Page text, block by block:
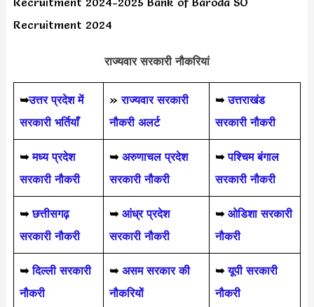
Recruitment 2024
राज्यवार सरकारी नौकरियां
➥उत्तर प्रदेश में
सरकारी भर्तियाँ
»राज्यवार सरकारी
नौकरी अलर्ट
➥ उत्तराखंड
सरकारी नौकरी
➥ मध्य प्रदेश
सरकारी नौकरी
➥ अरुणाचल प्रदेश
सरकारी नौकरी
➥ पश्चिम बंगाल
सरकारी नौकरी
➥ छत्तीसगढ़
सरकारी नौकरी
➥ आंध्र प्रदेश
सरकारी नौकरी
➥ ओडिशा सरकारी
नौकरी
➥ दिल्ली सरकारी
नौकरी
➥ असम सरकार की
नौकरियों
➥ यूपी सरकारी
नौकरी